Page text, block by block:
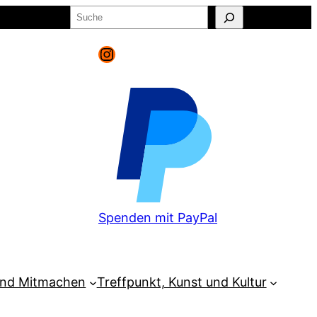
Suchen
Instagram
Spenden mit PayPal
Mitmachen Treffpunkt, Kunst und Kultur